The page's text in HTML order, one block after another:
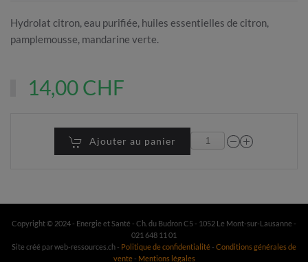
Hydrolat citron, eau purifiée, huiles essentielles de citron,
pamplemousse, mandarine verte.
14,00 CHF
Ajouter au panier
Copyright © 2024 - Energie et Santé - Ch. du Budron C5 - 1052 Le Mont-sur-Lausanne -
021 648 11 01
Site créé par web-ressources.ch - Politique de confidentialité- Conditions générales de
vente- Mentions légales